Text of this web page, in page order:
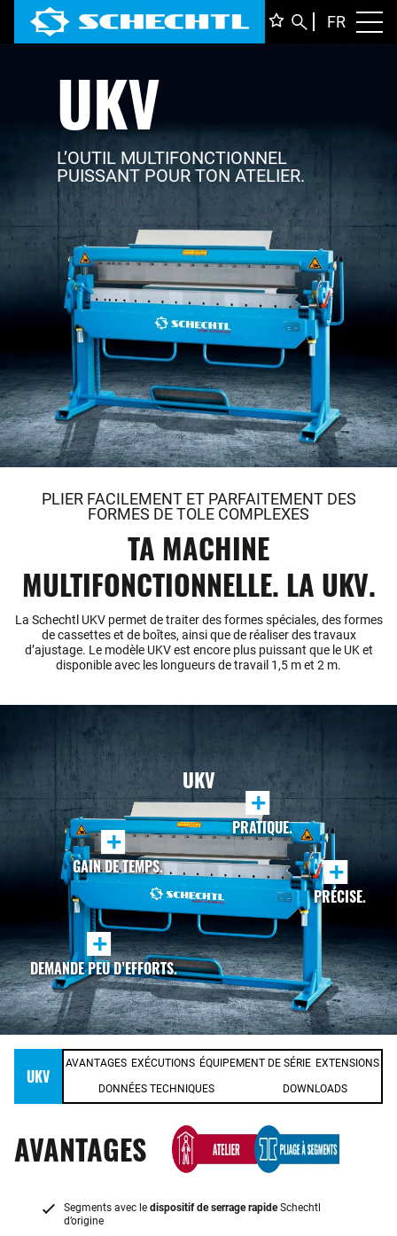
FR
UKV
L’OUTIL MULTIFONCTIONNEL
PUISSANT POUR TON ATELIER.
PLIER FACILEMENT ET PARFAITEMENT DES
FORMES DE TOLE COMPLEXES
TA MACHINE
MULTIFONCTIONNELLE. LA UKV.
La Schechtl UKV permet de traiter des formes spéciales, des formes
de cassettes et de boîtes, ainsi que de réaliser des travaux
d’ajustage. Le modèle UKV est encore plus puissant que le UK et
disponible avec les longueurs de travail 1,5 m et 2 m.
UKV
+
GAIN DE TEMPS.
+
PRATIQUE.
+
DEMANDE PEU D’EFFORTS.
+
PRÉCISE.
UKV
AVANTAGES EXÉCUTIONS ÉQUIPEMENT DE SÉRIE EXTENSIONS
DONNÉES TECHNIQUES DOWNLOADS
AVANTAGES
Segments avec le dispositif de serrage rapideSchechtl
d’origine